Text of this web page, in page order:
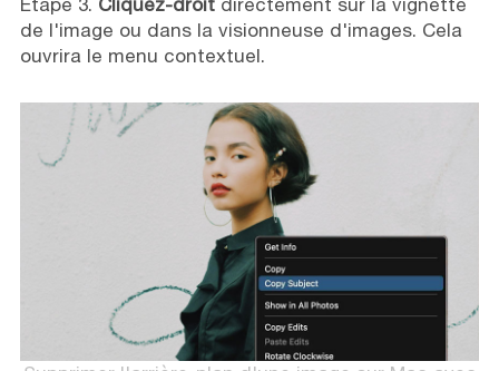
Étape 3. Cliquez-droitdirectement sur la vignette
de l'image ou dans la visionneuse d'images. Cela
ouvrira le menu contextuel.